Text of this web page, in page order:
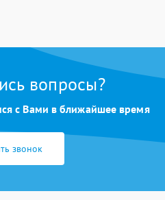
вопросы?
с Вами в ближайшее время
звонок